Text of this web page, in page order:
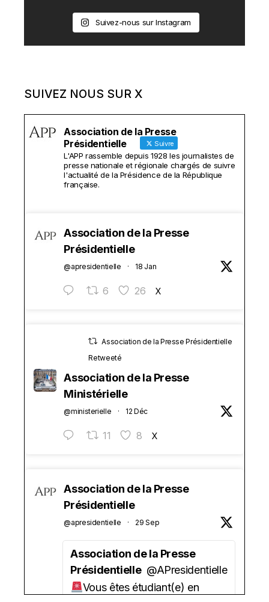
Suivez-nous sur Instagram
SUIVEZ NOUS SUR X
Association de la Presse
Présidentielle
Suivre
L'APP rassemble depuis 1928 les journalistes de
presse nationale et régionale chargés de suivre
l'actualité de la Présidence de la République
française.
Association de la Presse
Présidentielle
@apresidentielle · 18 Jan
6 26 X
Association de la Presse Présidentielle
Retweeté
Association de la Presse
Ministérielle
@ministerielle · 12 Déc
11 8 X
Association de la Presse
Présidentielle
@apresidentielle · 29 Sep
Association de la Presse
Présidentielle @APresidentielle
Vous êtes étudiant(e) en